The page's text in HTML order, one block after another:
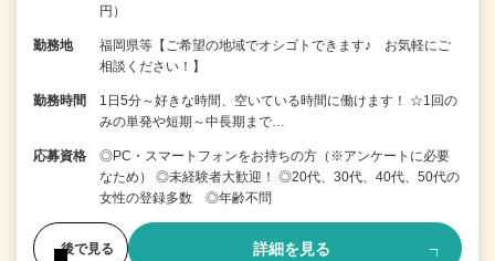
円）
勤務地
福岡県等【ご希望の地域でオシゴトできます♪ お気軽にご
相談ください！】
勤務時間
1日5分～好きな時間、空いている時間に働けます！ ☆1回の
みの単発や短期～中長期まで…
応募資格
◎PC・スマートフォンをお持ちの方（※アンケートに必要
なため） ◎未経験者大歓迎！ ◎20代、30代、40代、50代の
女性の登録多数 ◎年齢不問
後で見る 詳細を見る